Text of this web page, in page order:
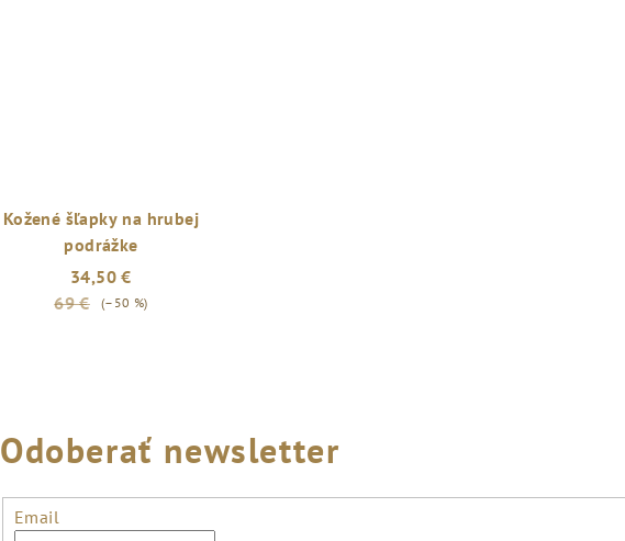
Kožené šľapky na hrubej
podrážke
34,50 €
69 €
(–50 %)
Odoberať newsletter
Email